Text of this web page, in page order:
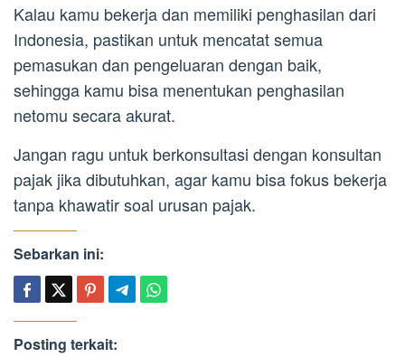
Kalau kamu bekerja dan memiliki penghasilan dari
Indonesia, pastikan untuk mencatat semua
pemasukan dan pengeluaran dengan baik,
sehingga kamu bisa menentukan penghasilan
netomu secara akurat.
Jangan ragu untuk berkonsultasi dengan konsultan
pajak jika dibutuhkan, agar kamu bisa fokus bekerja
tanpa khawatir soal urusan pajak.
Sebarkan ini:
Posting terkait: